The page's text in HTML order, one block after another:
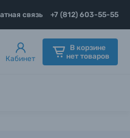
связь +7 (812) 603-55-55
Кабинет
В корзине
нет товаров